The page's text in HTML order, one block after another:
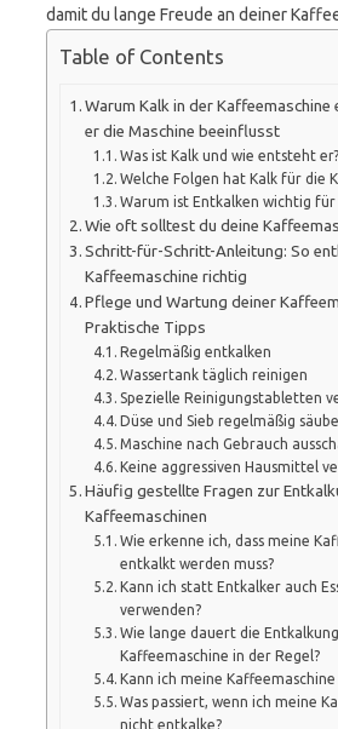
damit du lange Freude an deiner
Table of Contents
Warum Kalk in der
er die Maschine beeinflusst
Was ist Kalk und wie entsteht er?
Welche Folgen hat Kalk für die
Warum ist Entkalken wichtig
Wie oft solltest du deine
Schritt-für-Schritt-Anleitung: So
Kaffeemaschine richtig
Pflege und Wartung deiner
Praktische Tipps
Regelmäßig entkalken
Wassertank täglich reinigen
Spezielle Reinigungstabletten
Düse und Sieb regelmäßig
Maschine nach Gebrauch
Keine aggressiven Hausmittel
Häufig gestellte Fragen zur
Kaffeemaschinen
Wie erkenne ich, dass meine
entkalkt werden muss?
Kann ich statt Entkalker auch
verwenden?
Wie lange dauert die
Kaffeemaschine in der Regel?
Kann ich meine
Was passiert, wenn ich meine
nicht entkalke?